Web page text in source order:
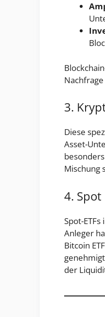
3.
Diese
Asset-
Mischung
4.
Spot-
Anleger
Bitcoin
der